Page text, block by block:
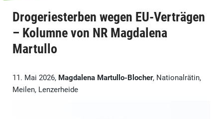
Drogeriesterben wegen EU-Verträgen
– Kolumne von NR Magdalena
Martullo
11. Mai 2026, Magdalena Martullo-Blocher, Nationalrätin,
Meilen, Lenzerheide